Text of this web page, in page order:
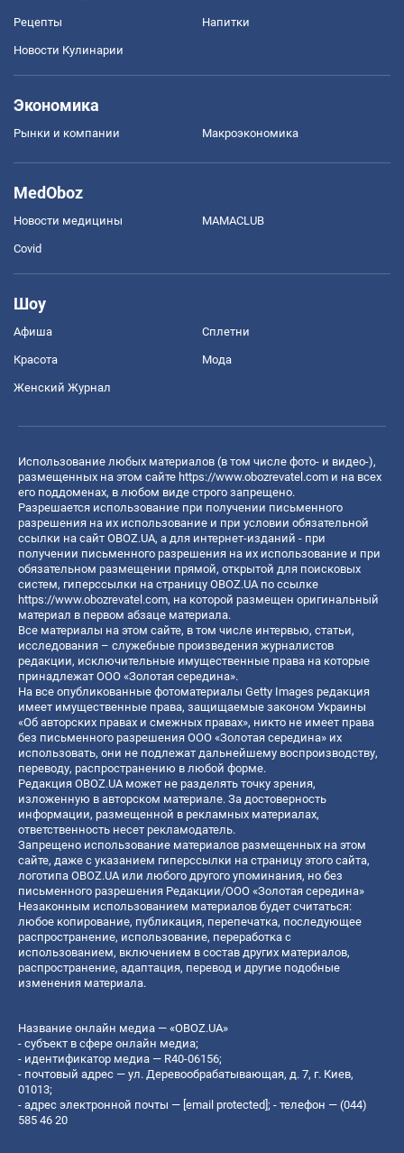
Рецепты Напитки
Новости Кулинарии
Экономика
Рынки и компании Mакроэкономика
MedOboz
Новости медицины MAMACLUB
Covid
Шоу
Афиша Сплетни
Красота Мода
Женский Журнал
Использование любых материалов (в том числе фото- и видео-),
размещенных на этом сайте https://www.obozrevatel.com и на всех
его поддоменах, в любом виде строго запрещено.
Разрешается использование при получении письменного
разрешения на их использование и при условии обязательной
ссылки на сайт OBOZ.UA, а для интернет-изданий - при
получении письменного разрешения на их использование и при
обязательном размещении прямой, открытой для поисковых
систем, гиперссылки на страницу OBOZ.UA по ссылке
https://www.obozrevatel.com, на которой размещен оригинальный
материал в первом абзаце материала.
Все материалы на этом сайте, в том числе интервью, статьи,
исследования – служебные произведения журналистов
редакции, исключительные имущественные права на которые
принадлежат ООО «Золотая середина».
На все опубликованные фотоматериалы Getty Images редакция
имеет имущественные права, защищаемые законом Украины
«Об авторских правах и смежных правах», никто не имеет права
без письменного разрешения ООО «Золотая середина» их
использовать, они не подлежат дальнейшему воспроизводству,
переводу, распространению в любой форме.
Редакция OBOZ.UA может не разделять точку зрения,
изложенную в авторском материале. За достоверность
информации, размещенной в рекламных материалах,
ответственность несет рекламодатель.
Запрещено использование материалов размещенных на этом
сайте, даже с указанием гиперссылки на страницу этого сайта,
логотипа OBOZ.UA или любого другого упоминания, но без
письменного разрешения Редакции/ООО «Золотая середина»
Незаконным использованием материалов будет считаться:
любое копирование, публикация, перепечатка, последующее
распространение, использование, переработка с
использованием, включением в состав других материалов,
распространение, адаптация, перевод и другие подобные
изменения материала.
Название онлайн медиа — «OBOZ.UA»
- субъект в сфере онлайн медиа;
- идентификатор медиа — R40-06156;
- почтовый адрес — ул. Деревообрабатывающая, д. 7, г. Киев,
01013;
- адрес электронной почты — [email protected] ; - телефон — (044)
585 46 20